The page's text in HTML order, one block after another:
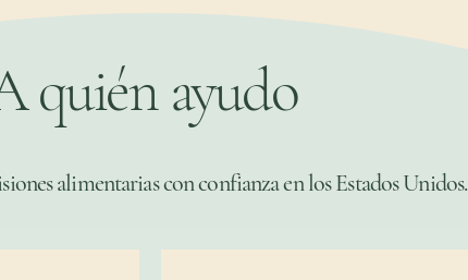
quién ayudo
alimentarias con confianza en los Estados Unidos.